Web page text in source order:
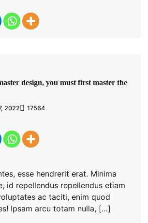
design, you must first master the
2022 17564
esse hendrerit erat. Minima
id repellendus repellendus etiam
ac taciti, enim quod
Ipsam arcu totam nulla, […]